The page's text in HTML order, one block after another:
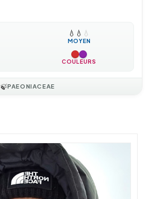
💧 💧 💧
MOYEN
COULEURS
🍃PAEONIACEAE